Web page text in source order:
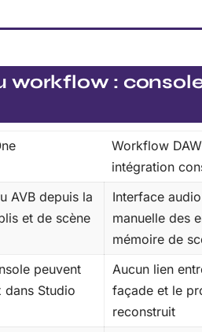
workflow :
Workflow
intégration
AVB depuis la
et de scène
Interface
manuelle des
mémoire de
peuvent
Studio
Aucun lien
façade et le
reconstruit